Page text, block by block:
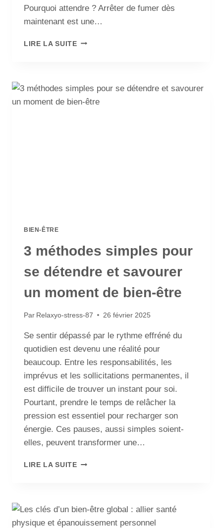
Pourquoi attendre ? Arrêter de fumer dès
maintenant est une…
LIRE LA SUITE
BIEN-ÊTRE
3 méthodes simples pour
se détendre et savourer
un moment de bien-être
Par Relaxyo-stress-87 26 février 2025
Se sentir dépassé par le rythme effréné du
quotidien est devenu une réalité pour
beaucoup. Entre les responsabilités, les
imprévus et les sollicitations permanentes, il
est difficile de trouver un instant pour soi.
Pourtant, prendre le temps de relâcher la
pression est essentiel pour recharger son
énergie. Ces pauses, aussi simples soient-
elles, peuvent transformer une…
LIRE LA SUITE